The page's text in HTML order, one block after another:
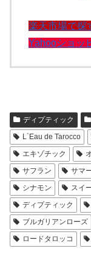
楽天市場で探
Yahooショッ
ディプティック
L`Eau de Tarocco
エキゾチック
サフラン
サマ
シナモン
スイ
ディプティック
ブルガリアンローズ
ロードタロッコ